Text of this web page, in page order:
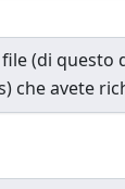
(di questo
che avete